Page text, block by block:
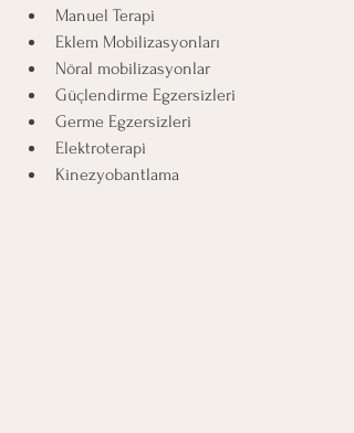
Manuel Terapi
Eklem Mobilizasyonları
Nöral mobilizasyonlar
Güçlendirme Egzersizleri
Germe Egzersizleri
Elektroterapi
Kinezyobantlama